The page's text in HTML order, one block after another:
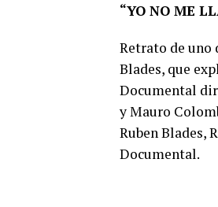
“YO NO ME
Retrato de uno
Blades, que
Documental
y Mauro
Ruben Blades,
Documental.